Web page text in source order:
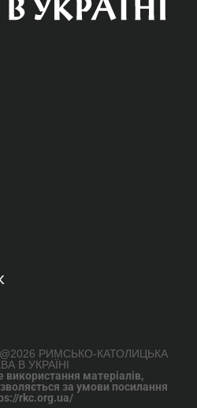
РИМСЬКО-КАТОЛИЦЬКА
В УКРАЇНІ
використання матеріалів,
за умови посилання
rkc.org.ua/